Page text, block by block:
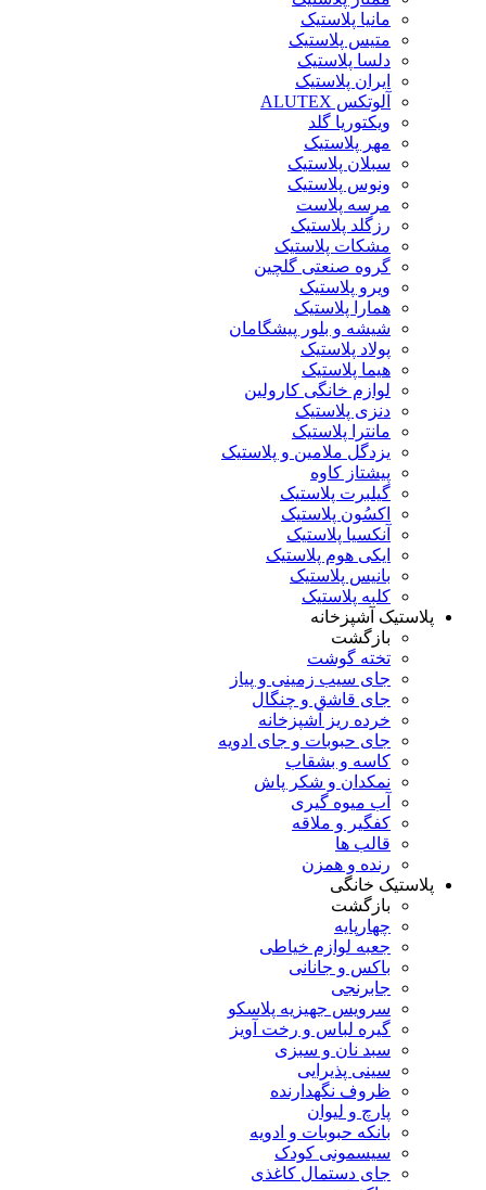
مانیا پلاستیک
متیس پلاستیک
دلسا پلاستیک
ایران پلاستیک
آلوتکس ALUTEX
ویکتوریا گلد
مهر پلاستیک
سبلان پلاستیک
ونوس پلاستیک
مرسه پلاست
رزگلد پلاستیک
مشکات پلاستیک
گروه صنعتی گلچین
ویرو پلاستیک
همارا پلاستیک
شیشه و بلور پیشگامان
پولاد پلاستیک
هیما پلاستیک
لوازم خانگی کارولین
دنزی پلاستیک
مانترا پلاستیک
یزدگل ملامین و پلاستیک
پیشتاز کاوه
گیلبرت پلاستیک
اکسُون پلاستیک
آنکسیا پلاستیک
ایکی هوم پلاستیک
بانیس پلاستیک
کلبه پلاستیک
پلاستیک آشپزخانه
بازگشت
تخته گوشت
جای سیب زمینی و پیاز
جای قاشق و چنگال
خرده ریز آشپزخانه
جای حبوبات و جای ادویه
کاسه و بشقاب
نمکدان و شکر پاش
آب میوه گیری
کفگیر و ملاقه
قالب ها
رنده و همزن
پلاستیک خانگی
بازگشت
چهارپایه
جعبه لوازم خیاطی
باکس و جانانی
جابرنجی
سرویس جهیزیه پلاسکو
گیره لباس و رخت آویز
سبد نان و سبزی
سینی پذیرایی
ظروف نگهدارنده
پارچ و لیوان
بانکه حبوبات و ادویه
سیسمونی کودک
جای دستمال کاغذی